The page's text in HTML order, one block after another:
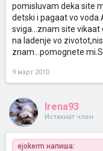
pomisluvam deka site
detski i pagaat vo
sviga...znam site vikaat
na ladenje vo
znam...pomognete
9 март 2010
Irena93
Истакнат член
ejokerm напиша: